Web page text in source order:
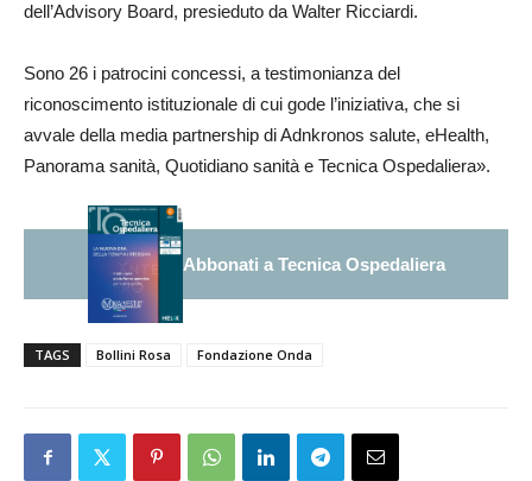
dell’Advisory Board, presieduto da Walter Ricciardi.
Sono 26 i patrocini concessi, a testimonianza del
riconoscimento istituzionale di cui gode l’iniziativa, che si
avvale della media partnership di Adnkronos salute, eHealth,
Panorama sanità, Quotidiano sanità e Tecnica Ospedaliera».
Abbonati a Tecnica Ospedaliera
TAGS Bollini Rosa Fondazione Onda